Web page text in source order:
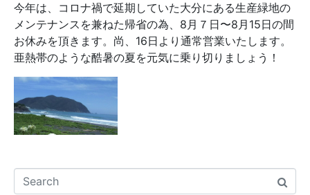
今年は、コロナ禍で延期していた大分にある生産緑地の
メンテナンスを兼ねた帰省の為、8月７日〜8月15日の間
お休みを頂きます。尚、16日より通常営業いたします。
亜熱帯のような酷暑の夏を元気に乗り切りましょう！